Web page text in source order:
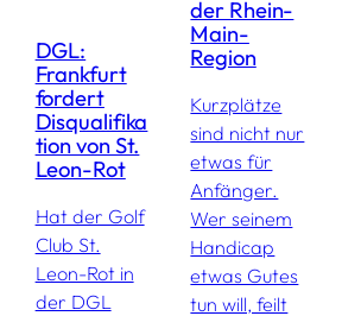
DGL:
Frankfurt
fordert
Disqualifika
tion von St.
Leon-Rot
Hat der Golf
Club St.
Leon-Rot in
der DGL
der Rhein-
Main-
Region
Kurzplätze
sind nicht nur
etwas für
Anfänger.
Wer seinem
Handicap
etwas Gutes
tun will, feilt